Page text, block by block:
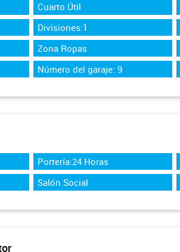
Cuarto Útil
Divisiones:1
Zona Ropas
Número del garaje: 9
Portería:24 Horas
Salón Social